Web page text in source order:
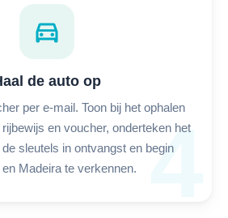
4
directions_car
de auto op
per e-mail. Toon bij het ophalen
en voucher, onderteken het
sleutels in ontvangst en begin
en Madeira te verkennen.